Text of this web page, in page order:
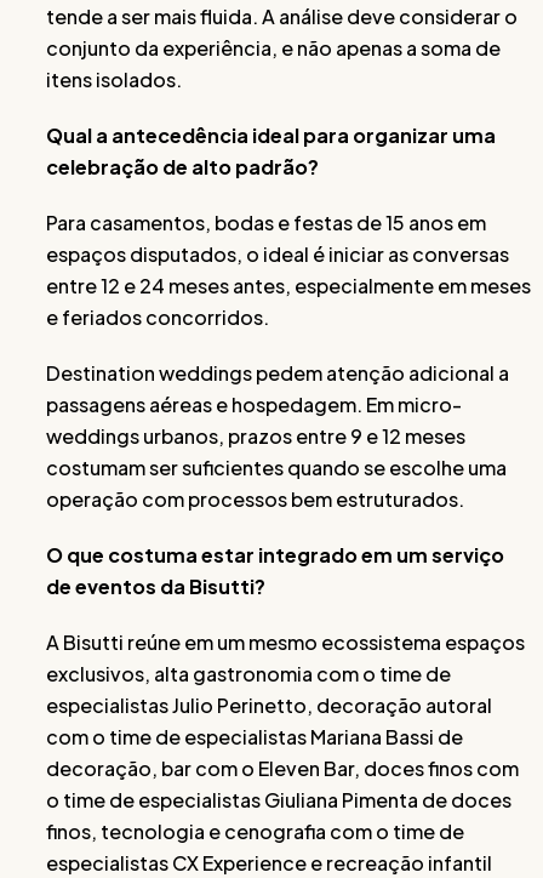
tende a ser mais fluida. A análise deve considerar o
conjunto da experiência, e não apenas a soma de
itens isolados.
Qual a antecedência ideal para organizar uma
celebração de alto padrão?
Para casamentos, bodas e festas de 15 anos em
espaços disputados, o ideal é iniciar as conversas
entre 12 e 24 meses antes, especialmente em meses
e feriados concorridos.
Destination weddings pedem atenção adicional a
passagens aéreas e hospedagem. Em micro-
weddings urbanos, prazos entre 9 e 12 meses
costumam ser suficientes quando se escolhe uma
operação com processos bem estruturados.
O que costuma estar integrado em um serviço
de eventos da Bisutti?
A Bisutti reúne em um mesmo ecossistema espaços
exclusivos, alta gastronomia com o time de
especialistas Julio Perinetto, decoração autoral
com o time de especialistas Mariana Bassi de
decoração, bar com o Eleven Bar, doces finos com
o time de especialistas Giuliana Pimenta de doces
finos, tecnologia e cenografia com o time de
especialistas CX Experience e recreação infantil